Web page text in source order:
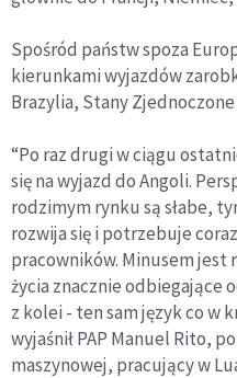
Spośród państw spoza
kierunkami wyjazdów
Brazylia, Stany Zjednoczone
“Po raz drugi w ciągu
się na wyjazd do Angoli.
rodzimym rynku są słabe,
rozwija się i potrzebuje
pracowników. Minusem jest
życia znacznie odbiegające
z kolei - ten sam język co w
wyjaśnił PAP Manuel Rito,
maszynowej, pracujący w